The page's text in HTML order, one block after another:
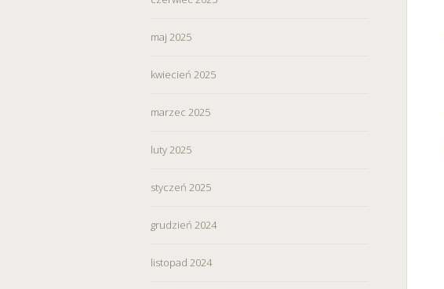
maj 2025
kwiecień 2025
marzec 2025
luty 2025
styczeń 2025
grudzień 2024
listopad 2024